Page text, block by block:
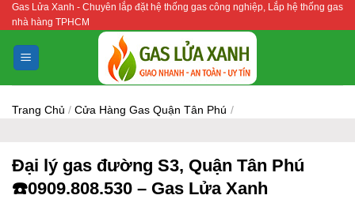
Bỏ
qua
nội
dung
Gas Lửa Xanh - Chuyên lắp đặt hệ thống gas công nghiệp, Lắp hệ thống gas
nhà hàng TPHCM
Trang Chủ / Cửa Hàng Gas Quận Tân Phú /
Đại lý gas đường S3, Quận Tân Phú
☎️0909.808.530 – Gas Lửa Xanh